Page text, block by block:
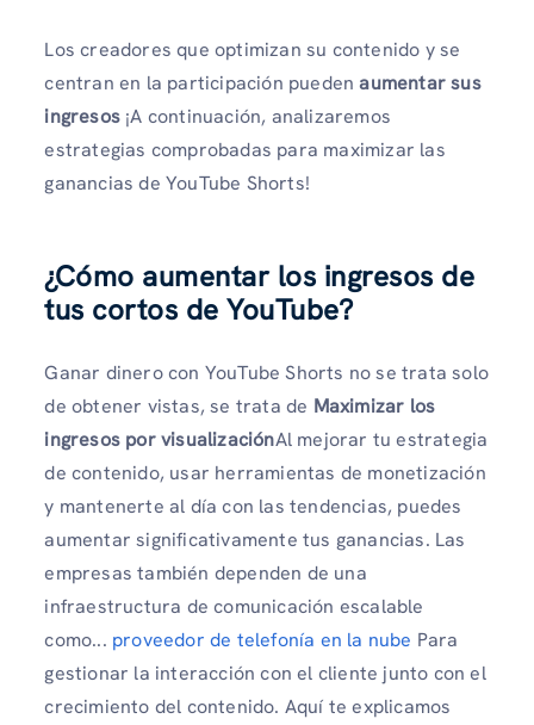
Los creadores que optimizan su contenido y se
centran en la participación puedenaumentar sus
ingresos ¡A continuación, analizaremos
estrategias comprobadas para maximizar las
ganancias de YouTube Shorts!
¿Cómo aumentar los ingresos de
tus cortos de YouTube?
Ganar dinero con YouTube Shorts no se trata solo
de obtener vistas, se trata de Maximizar los
ingresos por visualizaciónAl mejorar tu estrategia
de contenido, usar herramientas de monetización
y mantenerte al día con las tendencias, puedes
aumentar significativamente tus ganancias. Las
empresas también dependen de una
infraestructura de comunicación escalable
como... proveedor de telefonía en la nube Para
gestionar la interacción con el cliente junto con el
crecimiento del contenido. Aquí te explicamos